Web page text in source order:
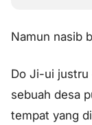
Namun nasib
Do Ji-ui justru
sebuah desa
tempat yang